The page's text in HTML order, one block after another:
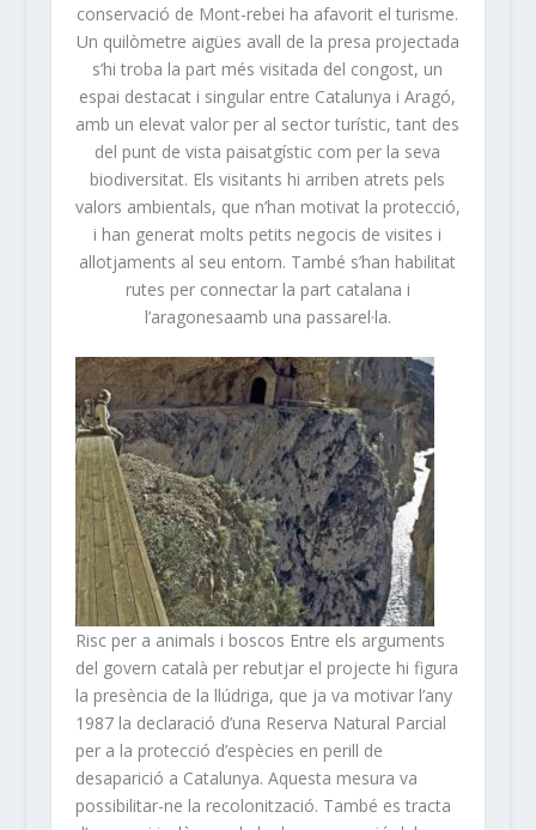
conservació de Mont-rebei ha afavorit el turisme.
Un quilòmetre aigües avall de la presa projectada
s’hi troba la part més visitada del congost, un
espai destacat i singular entre Catalunya i Aragó,
amb un elevat valor per al sector turístic, tant des
del punt de vista paisatgístic com per la seva
biodiversitat. Els visitants hi arriben atrets pels
valors ambientals, que n’han motivat la protecció,
i han generat molts petits negocis de visites i
allotjaments al seu entorn. També s’han habilitat
rutes per connectar la part catalana i
l’aragonesaamb una passarel·la.
Risc per a animals i boscos Entre els arguments
del govern català per rebutjar el projecte hi figura
la presència de la llúdriga, que ja va motivar l’any
1987 la declaració d’una Reserva Natural Parcial
per a la protecció d’espècies en perill de
desaparició a Catalunya. Aquesta mesura va
possibilitar-ne la recolonització. També es tracta